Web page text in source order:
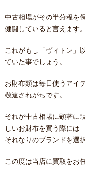
中古相場がその半分程を
健闘していると言えます。
これがもし「ヴィトン」
ていた事でしょう。
お財布類は毎日使うアイ
敬遠されがちです。
それが中古相場に顕著に
しいお財布を買う際には
それなりのブランドを選
この度は当店に買取をお